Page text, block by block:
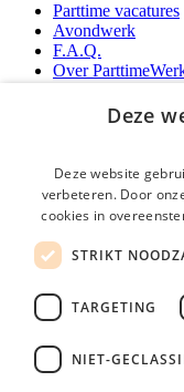
Parttime vacatures
Avondwerk
F.A.Q.
Over
YoungCapital
Parttime personeel
Vacature
Partners
Social
Deze
Deze website
verbeteren. Door
cookies in
STRIKT
TARGETING
NIET-